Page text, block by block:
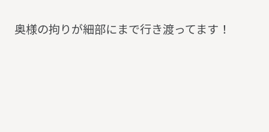
奥様の拘りが細部にまで行き渡ってます！